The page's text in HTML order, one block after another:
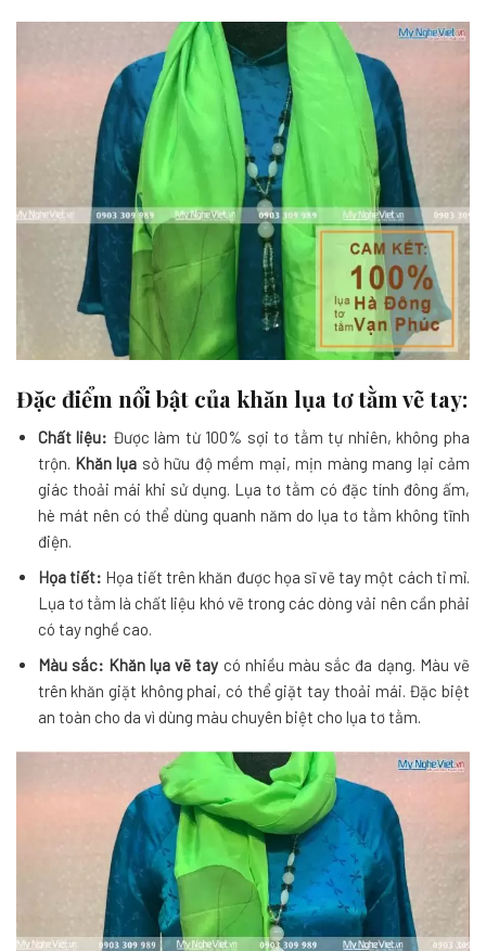
Đặc điểm nổi bật của khăn lụa tơ tằm vẽ tay:
Chất liệu: Được làm từ 100% sợi tơ tằm tự nhiên, không pha
trộn. Khăn lụa sở hữu độ mềm mại, mịn màng mang lại cảm
giác thoải mái khi sử dụng. Lụa tơ tằm có đặc tính đông ấm,
hè mát nên có thể dùng quanh năm do lụa tơ tằm không tĩnh
điện.
Họa tiết: Họa tiết trên khăn được họa sĩ vẽ tay một cách tỉ mỉ.
Lụa tơ tằm là chất liệu khó vẽ trong các dòng vải nên cần phải
có tay nghề cao.
Màu sắc: Khăn lụa vẽ tay có nhiều màu sắc đa dạng. Màu vẽ
trên khăn giặt không phai, có thể giặt tay thoải mái. Đặc biệt
an toàn cho da vì dùng màu chuyên biệt cho lụa tơ tằm.